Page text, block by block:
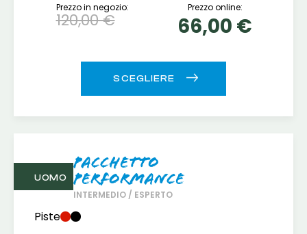
Prezzo in negozio:
120,00 €
Prezzo online:
66,00 €
UOMO
Pacchetto
Performance
INTERMEDIO / ESPERTO
Piste